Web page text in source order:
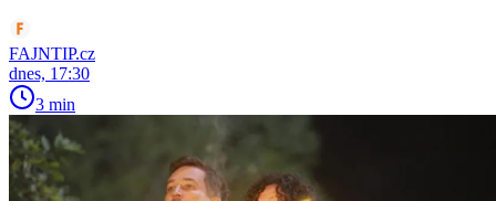
FAJNTIP.cz
dnes, 17:30
3 min